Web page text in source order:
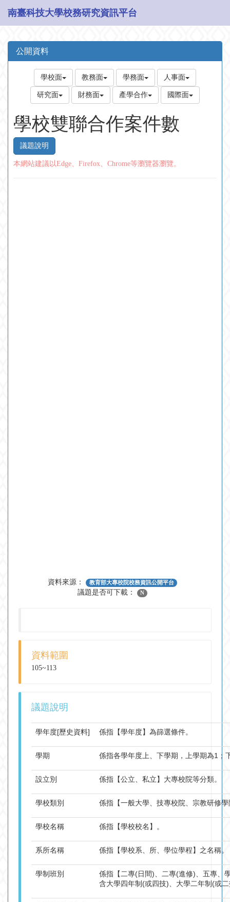
南臺科技大學校務研究資訊平台
公開資料
學校面 教務面 學務面 人事面
研究面 財務面 產學合作 國際面
學校雙聯合作案件數
議題說明
本網站建議以Edge、Firefox、Chrome等瀏覽器瀏覽。
資料來源： 教育部大專校院校務資訊公開平台
議題是否可下載： N
資料範圍
105~113
議題說明
學年度[歷史資料] 係指【學年度】為篩選條件。
學期 係指各學年度上、下學期，上學期為1；
設立別 係指【公立、私立】大專校院等分類。
學校類別 係指【一般大學、技專校院、宗教研修
學校名稱 係指【學校校名】。
系所名稱 係指【學校系、所、學位學程】之名稱。
學制班別
係指【二專(日間)、二專(進修)、五專、
含大學四年制(或四技)、大學二年制(或